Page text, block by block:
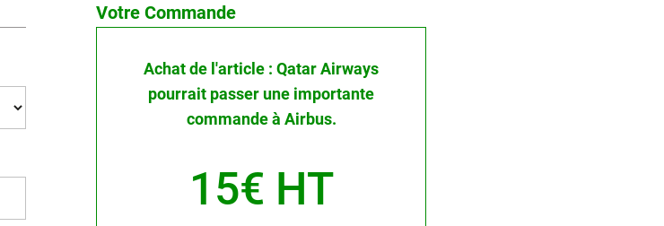
Votre Commande
Achat de l'article : Qatar Airways
pourrait passer une importante
commande à Airbus.
15€ HT